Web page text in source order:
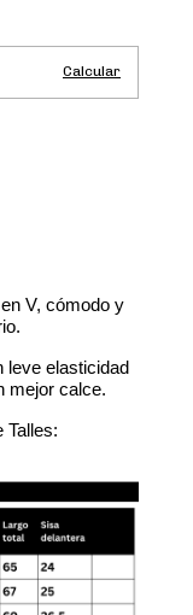
Calcular
V, cómodo y
leve elasticidad
mejor calce.
Talles: